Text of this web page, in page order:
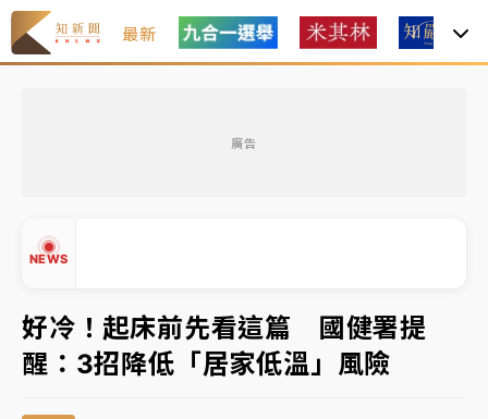
最新
廣告
NEWS
中信慈善基金會想增加董事人數！辜仲諒向法院聲請遭
駁 理由曝光
故宮《龍藏經》特展第2檔！今線上預約開賣一度塞車
周六起展出延長至晚上7時
台東農業處長涉圖利渡假村！東檢抗告成功 今重開羈
好冷！起床前先看這篇 國健署提
醒：3招降低「居家低溫」風險